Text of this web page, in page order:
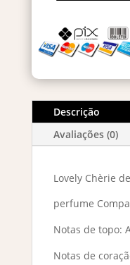
Lovely
Cherie
Eau
80ml
quantidade
Descrição
Avaliações (0)
Lovely Chèrie
perfume
Notas de topo:
Notas de